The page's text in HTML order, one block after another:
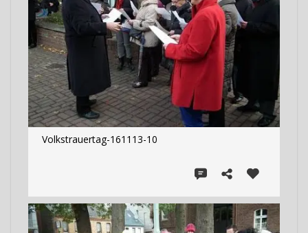
Volkstrauertag-161113-10